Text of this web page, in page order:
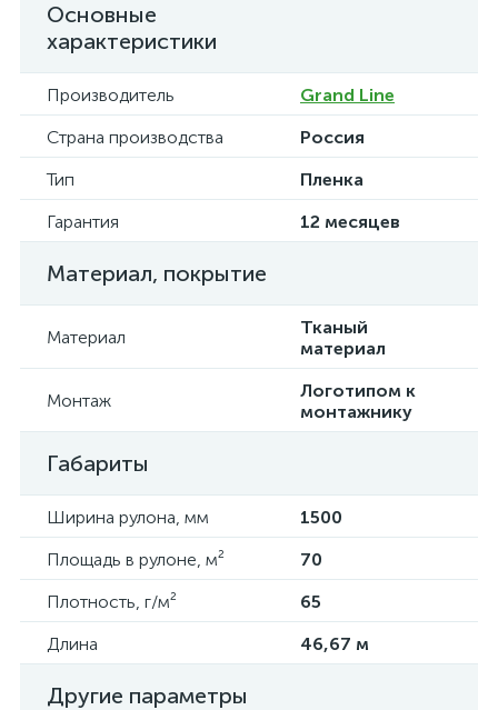
Основные
характеристики
Производитель
Grand Line
Страна производства
Россия
Тип
Пленка
Гарантия
12 месяцев
Материал, покрытие
Материал
Тканый
материал
Монтаж
Логотипом к
монтажнику
Габариты
Ширина рулона, мм
1500
Площадь в рулоне, м²
70
Плотность, г/м²
65
Длина
46,67 м
Другие параметры